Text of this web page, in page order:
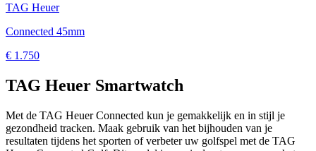
TAG Heuer
Connected 45mm
€ 1.750
TAG Heuer Smartwatch
Met de TAG Heuer Connected kun je gemakkelijk en in stijl je
gezondheid tracken. Maak gebruik van het bijhouden van je
resultaten tijdens het sporten of verbeter uw golfspel met de TAG